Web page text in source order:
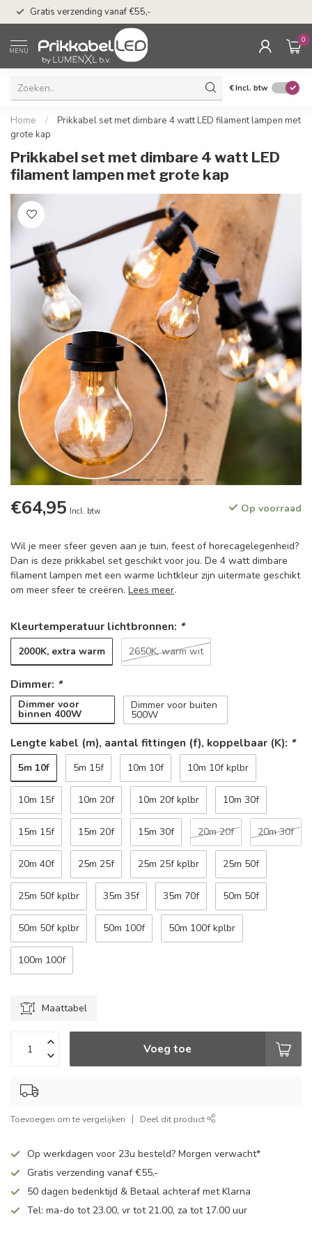
Gratis verzending vanaf €55,-
MENU
0
€Incl. btw
Home /
Prikkabel set met dimbare 4 watt LED filament lampen met
grote kap
Prikkabel set met dimbare 4 watt LED
filament lampen met grote kap
€64,95 Incl. btw Op voorraad
Wil je meer sfeer geven aan je tuin, feest of horecagelegenheid?
Dan is deze prikkabel set geschikt voor jou. De 4 watt dimbare
filament lampen met een warme lichtkleur zijn uitermate geschikt
om meer sfeer te creëren. Lees meer.
Kleurtemperatuur lichtbronnen: *
2000K, extra warm 2650K, warm wit
Dimmer: *
Dimmer voor
binnen 400W
Dimmer voor buiten
500W
Lengte kabel (m), aantal fittingen (f), koppelbaar (K): *
5m 10f 5m 15f 10m 10f 10m 10f kplbr
10m 15f 10m 20f 10m 20f kplbr 10m 30f
15m 15f 15m 20f 15m 30f 20m 20f 20m 30f
20m 40f 25m 25f 25m 25f kplbr 25m 50f
25m 50f kplbr 35m 35f 35m 70f 50m 50f
50m 50f kplbr 50m 100f 50m 100f kplbr
100m 100f
Maattabel
Voeg toe
Toevoegen om te vergelijken Deel dit product
Op werkdagen voor 23u besteld? Morgen verwacht*
Gratis verzending vanaf €55,-
50 dagen bedenktijd & Betaal achteraf met Klarna
Tel: ma-do tot 23.00, vr tot 21.00, za tot 17.00 uur